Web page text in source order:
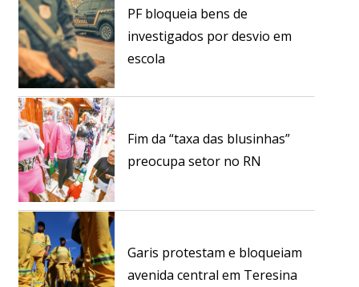
PF bloqueia bens de
investigados por desvio em
escola
Fim da “taxa das blusinhas”
preocupa setor no RN
Garis protestam e bloqueiam
avenida central em Teresina